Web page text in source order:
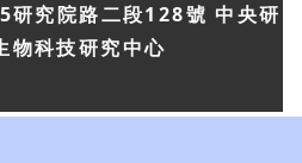
研究院路二段128號 中央研
物科技研究中心